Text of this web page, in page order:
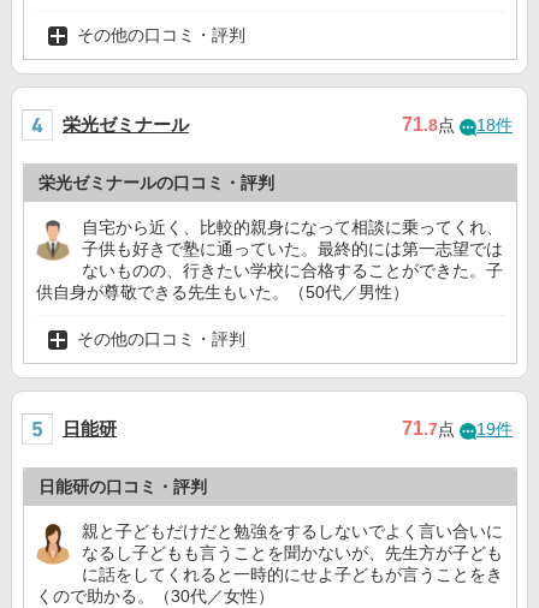
その他の口コミ・評判
栄光ゼミナール 71.8点 18件
栄光ゼミナールの口コミ・評判
自宅から近く、比較的親身になって相談に乗ってくれ、
子供も好きで塾に通っていた。最終的には第一志望では
ないものの、行きたい学校に合格することができた。子
供自身が尊敬できる先生もいた。（50代／男性）
その他の口コミ・評判
日能研 71.7点 19件
日能研の口コミ・評判
親と子どもだけだと勉強をするしないでよく言い合いに
なるし子どもも言うことを聞かないが、先生方が子ども
に話をしてくれると一時的にせよ子どもが言うことをき
くので助かる。（30代／女性）